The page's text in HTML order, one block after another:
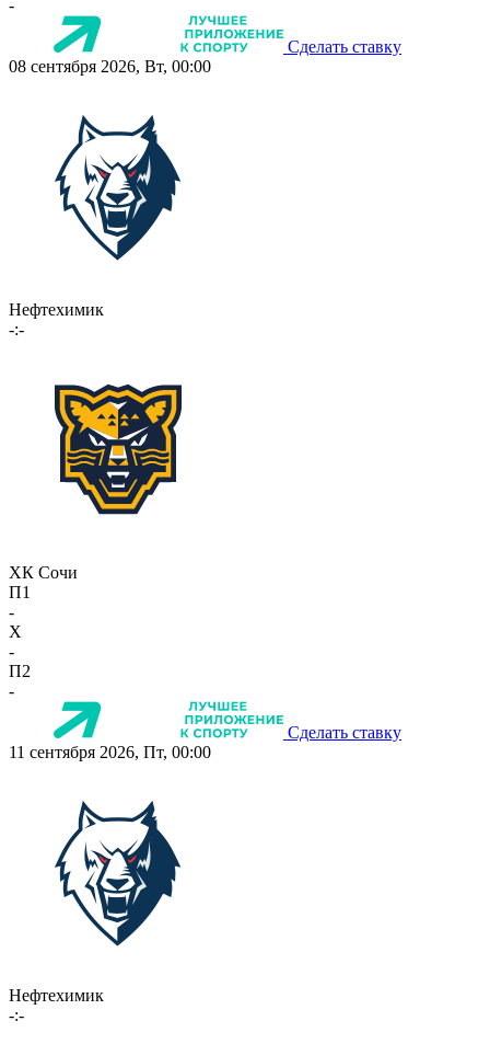
-
Сделать ставку
08 сентября 2026, Вт, 00:00
Нефтехимик
-:-
ХК Сочи
П1
-
X
-
П2
-
Сделать ставку
11 сентября 2026, Пт, 00:00
Нефтехимик
-:-